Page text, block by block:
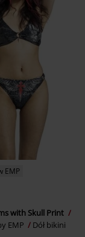
EMP
with Skull Print
EMP
Dół bikini